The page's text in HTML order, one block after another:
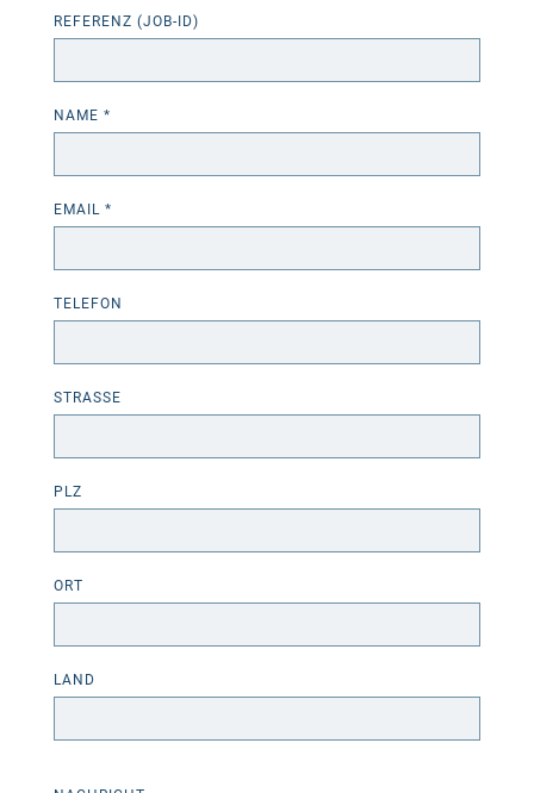
REFERENZ (JOB-ID)
NAME *
EMAIL *
TELEFON
STRASSE
PLZ
ORT
LAND